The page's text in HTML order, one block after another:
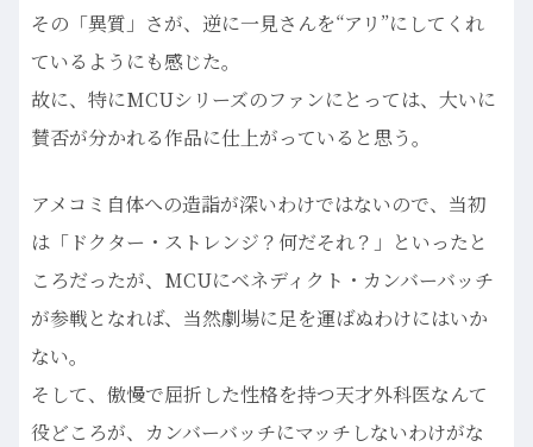
その「異質」さが、逆に一見さんを“アリ”にしてくれ
ているようにも感じた。
故に、特にMCUシリーズのファンにとっては、大いに
賛否が分かれる作品に仕上がっていると思う。
アメコミ自体への造詣が深いわけではないので、当初
は「ドクター・ストレンジ？何だそれ？」といったと
ころだったが、MCUにベネディクト・カンバーバッチ
が参戦となれば、当然劇場に足を運ばぬわけにはいか
ない。
そして、傲慢で屈折した性格を持つ天才外科医なんて
役どころが、カンバーバッチにマッチしないわけがな